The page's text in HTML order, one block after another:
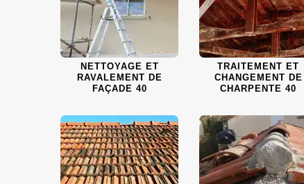
NETTOYAGE ET
RAVALEMENT DE
FAÇADE 40
TRAITEMENT ET
CHANGEMENT DE
CHARPENTE 40